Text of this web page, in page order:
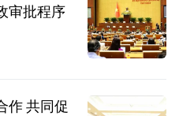
审批程序
作 共同促